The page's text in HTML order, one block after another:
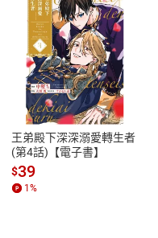
性
參
客服資訊
服務時間：週一到
13:00-17:00 (國
客服電話：0080-
王弟殿下深深溺愛轉生者
(第4話)【電子書】
$39
1%